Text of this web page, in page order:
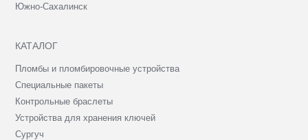
Южно-Сахалинск
КАТАЛОГ
Пломбы и пломбировочные устройства
Специальные пакеты
Контрольные браслеты
Устройства для хранения ключей
Сургуч